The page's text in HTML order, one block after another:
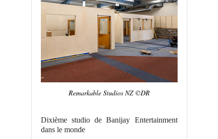
Remarkable Studios NZ ©DR
Dixième studio de Banijay Entertainment
dans le monde